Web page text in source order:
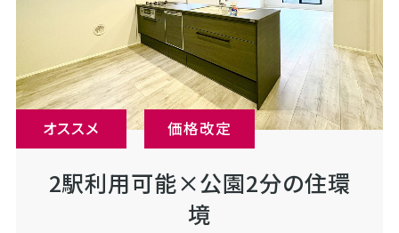
オススメ 価格改定
2駅利用可能×公園2分の住環
境